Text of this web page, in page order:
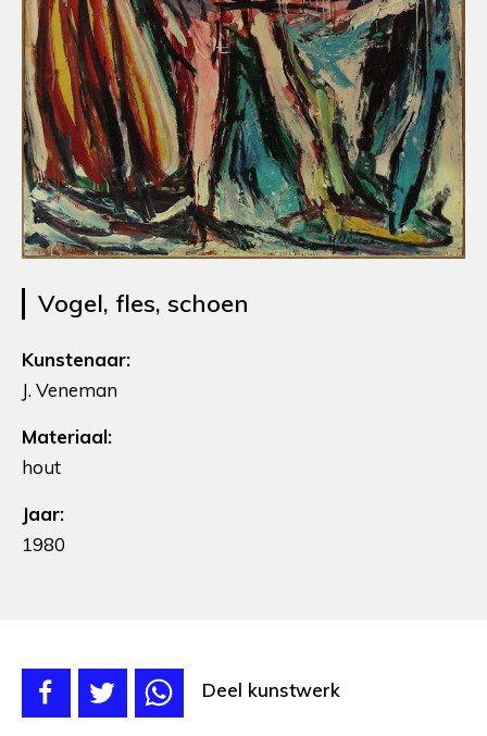
Vogel, fles, schoen
Kunstenaar:
J. Veneman
Materiaal:
hout
Jaar:
1980
Deel kunstwerk